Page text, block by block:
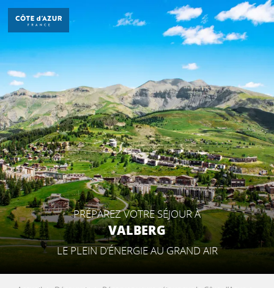
Aller
contenu
principal
DÉCOUVRIR
À FAIRE
SÉJOURNER
PRÉPAREZ VOTRE SÉJOUR À
VALBERG
LE PLEIN D’ÉNERGIE AU GRAND AIR